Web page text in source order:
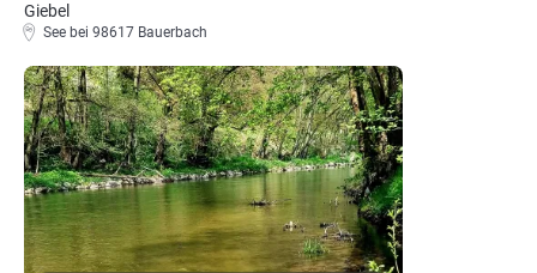
Giebel
See bei 98617 Bauerbach